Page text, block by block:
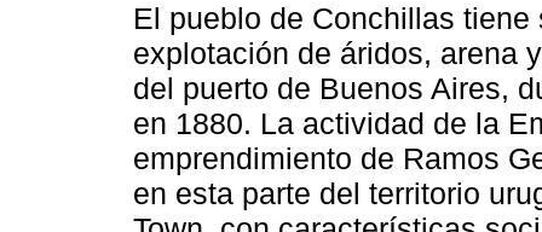
El pueblo de Conchillas tiene
explotación de áridos, arena
del puerto de Buenos Aires,
en 1880. La actividad de la
emprendimiento de Ramos
en esta parte del territorio